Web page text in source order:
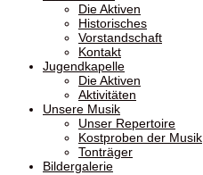
Die Aktiven
Historisches
Vorstandschaft
Kontakt
Jugendkapelle
Die Aktiven
Aktivitäten
Unsere Musik
Unser Repertoire
Kostproben der Musik
Tonträger
Bildergalerie